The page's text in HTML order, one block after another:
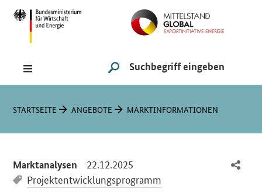
Suche
SUCHE STARTEN
Sie sind hier:
STARTSEITE ANGEBOTE MARKTINFORMATIONEN
Marktanalysen 22.12.2025
Projektentwicklungsprogramm